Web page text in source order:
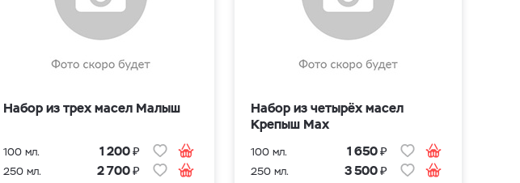
Набор из трех масел Малыш
100 мл. 1 200₽
250 мл. 2 700₽
Набор из четырёх масел
Крепыш Max
100 мл. 1 650₽
250 мл. 3 500₽